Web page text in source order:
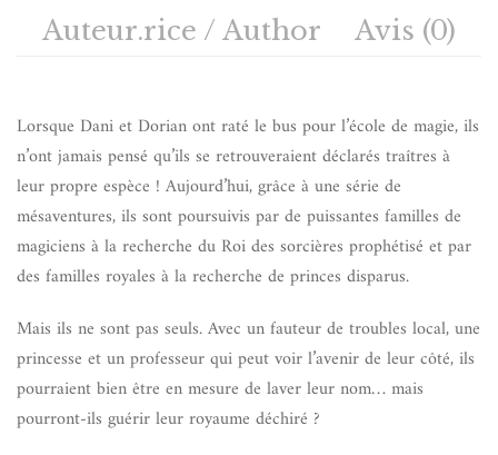
Auteur.rice / Author
Avis (0)
Lorsque Dani et Dorian ont raté le bus pour l’école de magie, ils
n’ont jamais pensé qu’ils se retrouveraient déclarés traîtres à
leur propre espèce ! Aujourd’hui, grâce à une série de
mésaventures, ils sont poursuivis par de puissantes familles de
magiciens à la recherche du Roi des sorcières prophétisé et par
des familles royales à la recherche de princes disparus.
Mais ils ne sont pas seuls. Avec un fauteur de troubles local, une
princesse et un professeur qui peut voir l’avenir de leur côté, ils
pourraient bien être en mesure de laver leur nom… mais
pourront-ils guérir leur royaume déchiré ?